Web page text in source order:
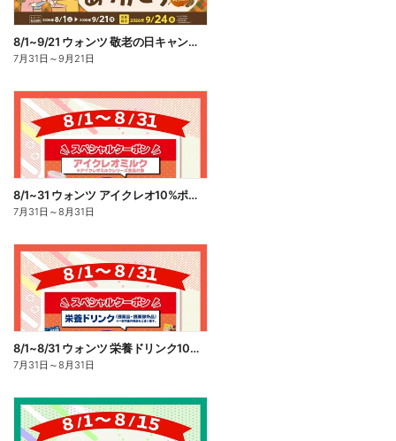
8/1~9/21 ウォンツ 敬老の日キャンペーン
7月31日 ～9月21日
8/1~31 ウォンツ アイクレオ10%ポイント還元
7月31日 ～8月31日
8/1~8/31 ウォンツ 栄養ドリンク10%ポイント還元
7月31日 ～8月31日